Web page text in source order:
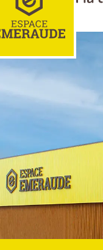
électrique parfaite
électrique
"Softgrip", la
d'huile économique
d'huile peut également
(cm)